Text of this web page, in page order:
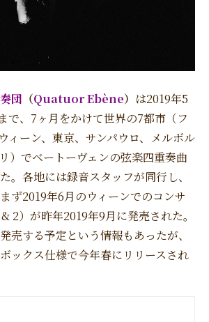
団 （Quatuor Ebène） は2019年5
で、7ヶ月をかけて世界の7都市（フ
ィーン、東京、サンパウロ、メルボル
）でベートーヴェンの弦楽四重奏曲
。各地には録音スタッフが同行し、
ず2019年6月のウィーンでのコンサ
2）が昨年2019年9月に発売された。
売する予定という情報もあったが、
ックス仕様で今年春にリリースされ